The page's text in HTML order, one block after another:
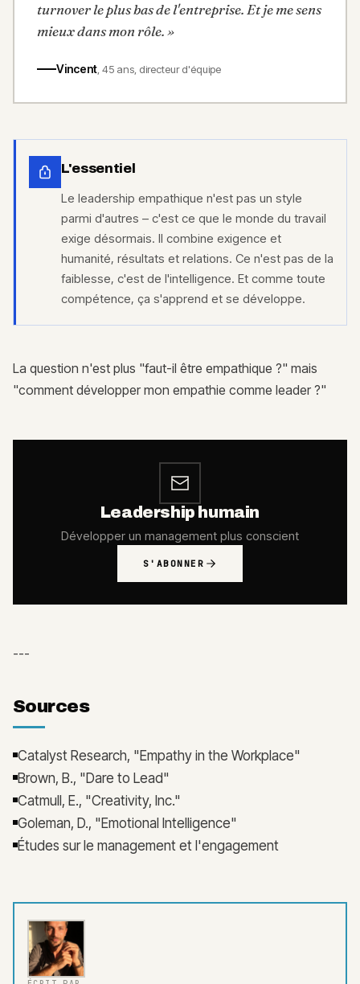
turnover le plus bas de l'entreprise. Et je me sens
mieux dans mon rôle.»
Vincent,45 ans, directeur d'équipe
L'essentiel
Le leadership empathique n'est pas un style
parmi d'autres – c'est ce que le monde du travail
exige désormais. Il combine exigence et
humanité, résultats et relations. Ce n'est pas de la
faiblesse, c'est de l'intelligence. Et comme toute
compétence, ça s'apprend et se développe.
La question n'est plus "faut-il être empathique ?" mais
"comment développer mon empathie comme leader ?"
Leadership humain
Développer un management plus conscient
S'ABONNER
---
Sources
Catalyst Research, "Empathy in the Workplace"
Brown, B., "Dare to Lead"
Catmull, E., "Creativity, Inc."
Goleman, D., "Emotional Intelligence"
Études sur le management et l'engagement